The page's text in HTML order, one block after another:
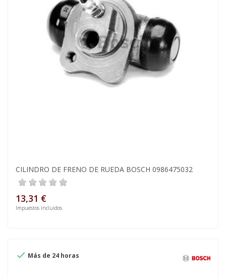
CILINDRO DE FRENO DE RUEDA BOSCH 0986475032
13,31 €
Impuestos incluidos
 Más de 24 horas